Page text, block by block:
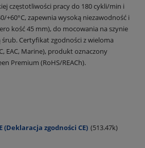
częstotliwości pracy do 180 cykli/min i
+60°C, zapewnia wysoką niezawodność i
kość 45 mm), do mocowania na szynie
Certyfikat zgodności z wieloma
EAC, Marine), produkt oznaczony
Premium (RoHS/REACh).
(Deklaracja zgodności CE) (513.47k)